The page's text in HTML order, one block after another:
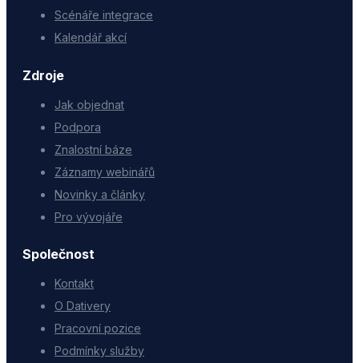
Scénáře integrace
Kalendář akcí
Zdroje
Jak objednat
Podpora
Znalostní báze
Záznamy webinářů
Novinky a články
Pro vývojáře
Společnost
Kontakt
O Dativery
Pracovní pozice
Podmínky služby